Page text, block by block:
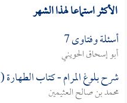
الأكثر استماعا لهذا الشهر
أسئلة وفتاوى 7
أبو إسحاق الحويني
شرح بلوغ المرام - كتاب الطهارة (25)
محمد بن صالح العثيمين